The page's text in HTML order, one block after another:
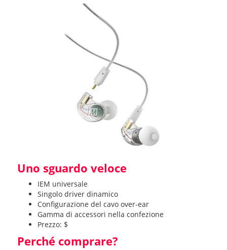
Uno sguardo veloce
IEM universale
Singolo driver dinamico
Configurazione del cavo over-ear
Gamma di accessori nella confezione
Prezzo: $
Perché comprare?